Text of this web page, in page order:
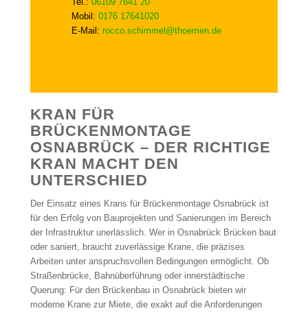
Mobil: 0176 17641020
E-Mail: rocco.schimmel@thoemen.de
KRAN FÜR
BRÜCKENMONTAGE
OSNABRÜCK – DER RICHTIGE
KRAN MACHT DEN
UNTERSCHIED
Der Einsatz eines Krans für Brückenmontage Osnabrück ist
für den Erfolg von Bauprojekten und Sanierungen im Bereich
der Infrastruktur unerlässlich. Wer in Osnabrück Brücken baut
oder saniert, braucht zuverlässige Krane, die präzises
Arbeiten unter anspruchsvollen Bedingungen ermöglicht. Ob
Straßenbrücke, Bahnüberführung oder innerstädtische
Querung: Für den Brückenbau in Osnabrück bieten wir
moderne Krane zur Miete, die exakt auf die Anforderungen